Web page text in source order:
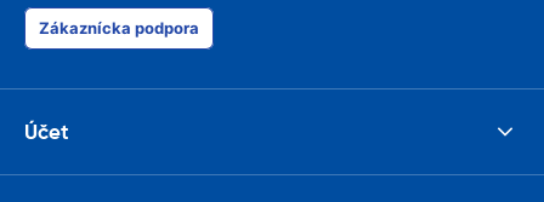
Zákaznícka podpora
Účet